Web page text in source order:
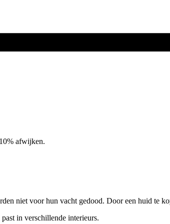
afwijken.
niet voor hun vacht gedood. Door een huid te
past in verschillende interieurs.